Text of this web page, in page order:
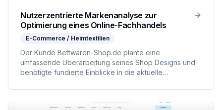
Nutzerzentrierte Markenanalyse zur
Optimierung eines Online-Fachhandels
E-Commerce / Heimtextilien
Der Kunde Bettwaren-Shop.de plante eine
umfassende Überarbeitung seines Shop Designs und
benötigte fundierte Einblicke in die aktuelle
Sortimentstiefe, Markenpositionierung und
Nutzerfreundlichkeit aus Sicht potenzieller Käufer zu